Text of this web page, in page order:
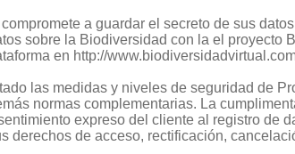
a guardar el secreto de sus
sobre la Biodiversidad con la el
en http://
las medidas y niveles de seguridad de
normas complementarias. La
expreso del cliente al registro de
derechos de acceso, rectificación,